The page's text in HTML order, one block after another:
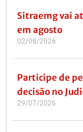
Sitraemg vai
em agosto
02/08/2026
Participe de
decisão no
29/07/2026